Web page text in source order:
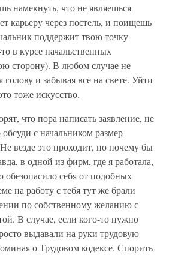
намекнуть, что не являешься
карьеру через постель, и поищешь
поддержит твою точку
в курсе начальственных
сторону). В любом случае не
голову и забывая все на свете. Уйти
тоже искусство.
что пора написать заявление, не
с начальником размер
везде это проходит, но почему бы
в одной из фирм, где я работала,
обезопасило себя от подобных
на работу с тебя тут же брали
по собственному желанию с
В случае, если кого-то нужно
выдавали на руки трудовую
о Трудовом кодексе. Спорить